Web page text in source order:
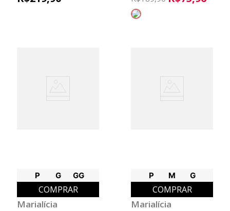
P G GG
COMPRAR
Marialícia
P M G
COMPRAR
Marialícia